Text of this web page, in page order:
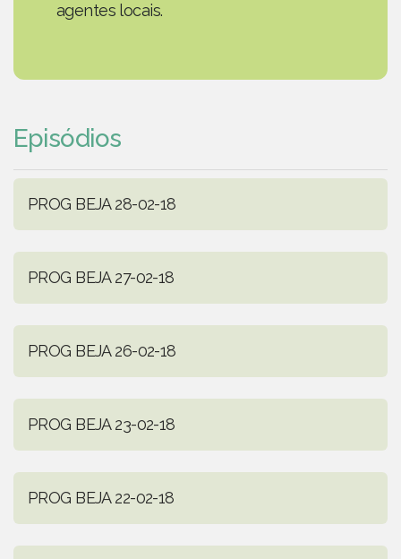
agentes locais.
Episódios
PROG BEJA 28-02-18
PROG BEJA 27-02-18
PROG BEJA 26-02-18
PROG BEJA 23-02-18
PROG BEJA 22-02-18